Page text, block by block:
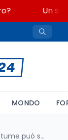
Un
MONDO
Il colore del costume può salvare la vita: colori promossi e bocciati per la sicurezza dei bambini